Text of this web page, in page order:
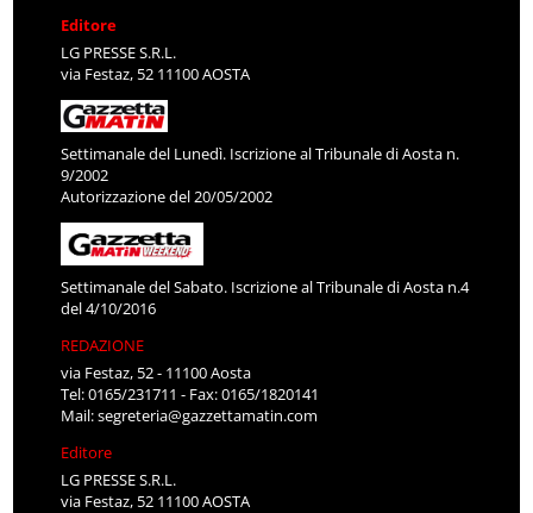
Editore
LG PRESSE S.R.L.
via Festaz, 52 11100 AOSTA
Settimanale del Lunedì. Iscrizione al Tribunale di Aosta n.
9/2002
Autorizzazione del 20/05/2002
Settimanale del Sabato. Iscrizione al Tribunale di Aosta n.4
del 4/10/2016
REDAZIONE
via Festaz, 52 - 11100 Aosta
Tel: 0165/231711 - Fax: 0165/1820141
Mail:segreteria@gazzettamatin.com
Editore
LG PRESSE S.R.L.
via Festaz, 52 11100 AOSTA